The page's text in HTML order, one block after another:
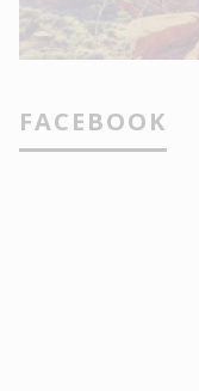
FACEBOOK